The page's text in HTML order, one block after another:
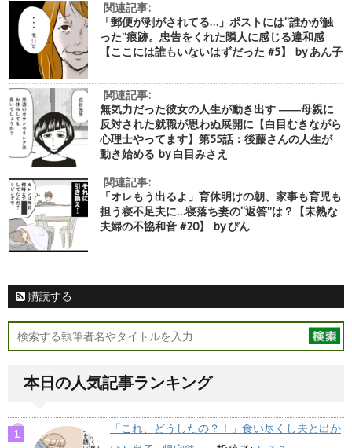
関連記事:
「郵便が剥がされてる…」ポストには“誰かが触
った”痕跡。忠告をくれた隣人に感じる違和感
【ここには誰もいないはずだった #5】 by あん子
関連記事:
無気力だった彼女の人生が動き出す ――母親に
反対された就職が思わぬ展開に【白目むきながら
心理士やってます】第55話：後藤さんの人生が
動き始める by 白目みさえ
関連記事:
「オレもう出るよ」育休明けの朝、家事も育児も
担う寝不足夫に…寝落ち妻の“返答”は？【未熟な
夫婦の不協和音 #20】 by ぴん
購読する
本日の人気記事ランキング
「これ、どうしたの？！」食い尽くし夫と出か